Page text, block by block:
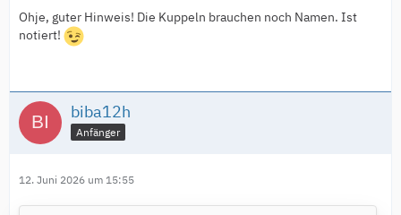
Ohje, guter Hinweis! Die Kuppeln brauchen noch Namen. Ist
notiert!
biba12h
Anfänger
12. Juni 2026 um 15:55